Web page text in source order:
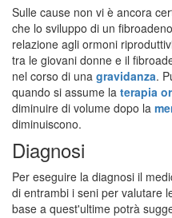
Sulle cause non vi è ancora
che lo sviluppo di un
relazione agli ormoni
tra le giovani donne e il
nel corso di una gravidanza.
quando si assume la terapia
diminuire di volume dopo la
diminuiscono.
Diagnosi
Per eseguire la diagnosi il
di entrambi i seni per valutare
base a quest'ultime potrà